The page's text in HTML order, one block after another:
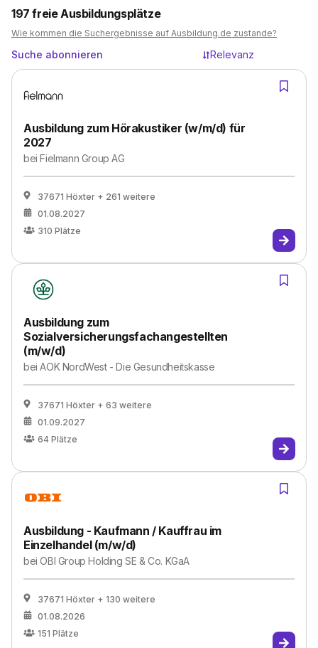
197 freie Ausbildungsplätze
Wie kommen die Suchergebnisse auf Ausbildung.de zustande?
Suche abonnieren Relevanz
Ausbildung zum Hörakustiker (w/m/d) für
2027
beiFielmann Group AG
37671 Höxter + 261 weitere
01.08.2027
310 Plätze
Ausbildung zum
Sozialversicherungsfachangestellten
(m/w/d)
beiAOK NordWest - Die Gesundheitskasse
37671 Höxter + 63 weitere
01.09.2027
64 Plätze
Ausbildung - Kaufmann / Kauffrau im
Einzelhandel (m/w/d)
beiOBI Group Holding SE & Co. KGaA
37671 Höxter + 130 weitere
01.08.2026
151 Plätze